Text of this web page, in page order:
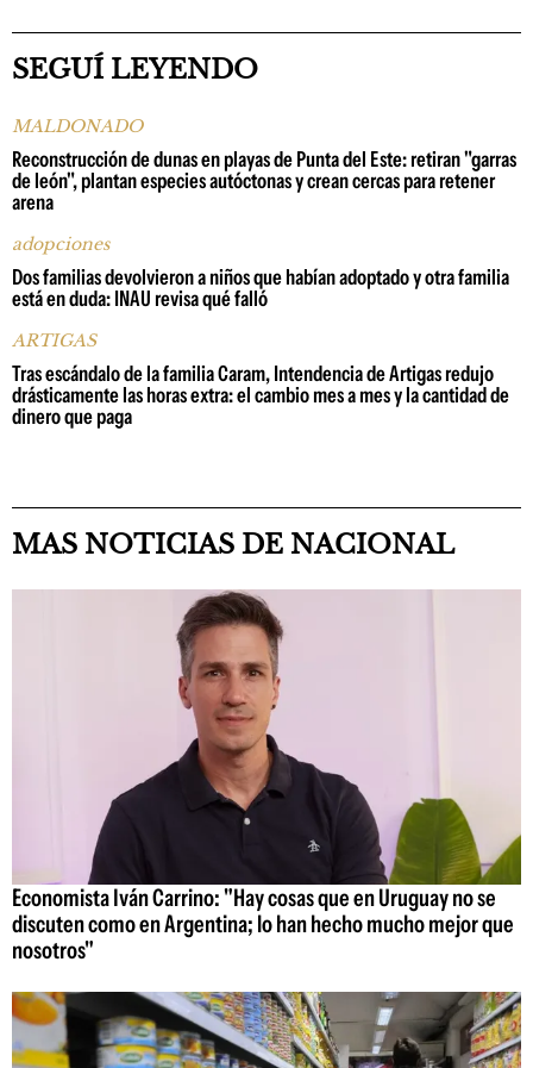
SEGUÍ LEYENDO
MALDONADO
Reconstrucción de dunas en playas de Punta del Este: retiran "garras
de león", plantan especies autóctonas y crean cercas para retener
arena
adopciones
Dos familias devolvieron a niños que habían adoptado y otra familia
está en duda: INAU revisa qué falló
ARTIGAS
Tras escándalo de la familia Caram, Intendencia de Artigas redujo
drásticamente las horas extra: el cambio mes a mes y la cantidad de
dinero que paga
MAS NOTICIAS DE NACIONAL
Economista Iván Carrino: "Hay cosas que en Uruguay no se
discuten como en Argentina; lo han hecho mucho mejor que
nosotros"